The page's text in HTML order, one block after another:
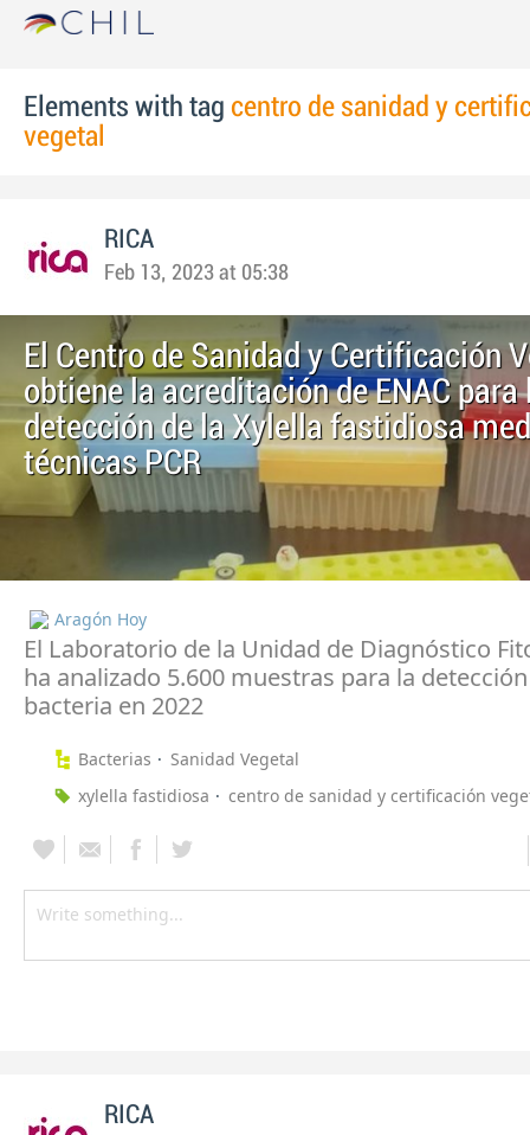
Elements with tag centro de sanidad y
vegetal
RICA
Feb 13, 2023 at 05:38
El Centro de Sanidad y Certificación
obtiene la acreditación de ENAC para
detección de la Xylella fastidiosa
técnicas PCR
Aragón Hoy
El Laboratorio de la Unidad de Diagnóstico
ha analizado 5.600 muestras para la
bacteria en 2022
Bacterias
Sanidad Vegetal
xylella fastidiosa
centro de sanidad y certificación
RICA